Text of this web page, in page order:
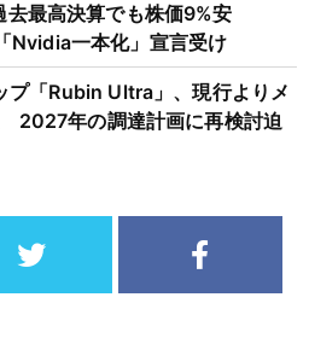
去最高決算でも株価9%安
Nvidia一本化」宣言受け
プ「Rubin Ultra」、現行よりメ
2027年の調達計画に再検討迫